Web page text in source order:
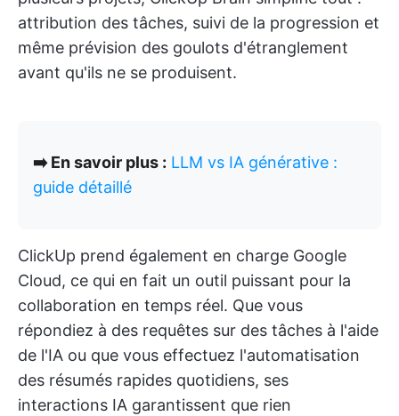
attribution des tâches, suivi de la progression et
même prévision des goulots d'étranglement
avant qu'ils ne se produisent.
➡️ En savoir plus : LLM vs IA générative :
guide détaillé
ClickUp prend également en charge Google
Cloud, ce qui en fait un outil puissant pour la
collaboration en temps réel. Que vous
répondiez à des requêtes sur des tâches à l'aide
de l'IA ou que vous effectuez l'automatisation
des résumés rapides quotidiens, ses
interactions IA garantissent que rien